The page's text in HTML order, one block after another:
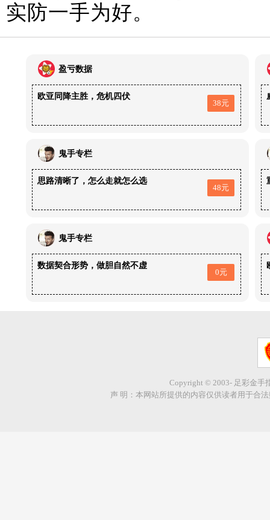
实防一手为好。
盈亏数据
欧亚同降主胜，危机四伏
38元
鬼手专栏
思路清晰了，怎么走就怎么选
48元
鬼手专栏
数据契合形势，做胆自然不虚
0元
Copyright © 2003- 足彩金手
声 明：本网站所提供的内容仅供读者用于合